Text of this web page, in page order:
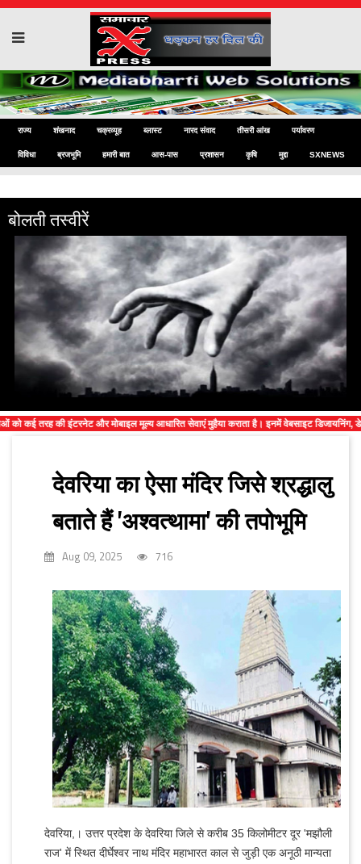
राज्य शंखनाद चक्रव्यूह ब्लास्ट नारद संवाद तीसरी आंख पर्यावरण
विविधा ब्रजभूमि हमारी बात आस-पास प्रशासन कृषि मुद्दा SXNEWS
बोलती तस्वीरें
की इंटरनेट और मोबाइल मूल्य आधारित सेवाएं मुहैया कराता है। इनमें वेबसाइट डिजायनिंग, डेवलपिंग,
देवरिया का ऐसा मंदिर जिसे श्रद्धालु
बताते हैं 'अश्वत्थामा' की तपोभूमि
Aug 09, 2025 716
देवरिया,। उत्तर प्रदेश के देवरिया जिले से करीब 35 किलोमीटर दूर 'मझौली
राज' में स्थित दीर्घेश्वर नाथ मंदिर महाभारत काल से जुड़ी एक अनूठी मान्यता